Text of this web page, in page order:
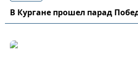
В Кургане прошел парад